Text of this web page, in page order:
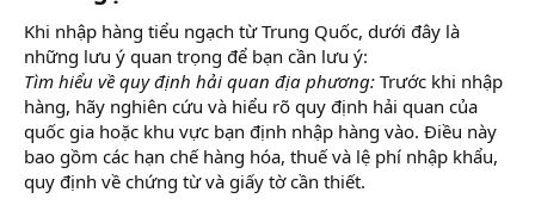
Khi nhập hàng tiểu ngạch từ Trung Quốc, dưới đây là
những lưu ý quan trọng để bạn cần lưu ý:
Tìm hiểu về quy định hải quan địa phương: Trước khi nhập
hàng, hãy nghiên cứu và hiểu rõ quy định hải quan của
quốc gia hoặc khu vực bạn định nhập hàng vào. Điều này
bao gồm các hạn chế hàng hóa, thuế và lệ phí nhập khẩu,
quy định về chứng từ và giấy tờ cần thiết.